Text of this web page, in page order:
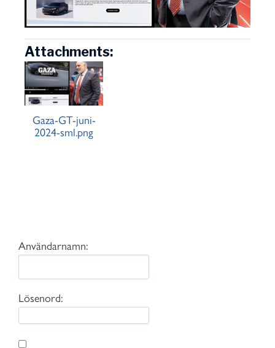
Attachments:
Gaza-GT-juni-
2024-sml.png
Användarnamn:
Lösenord: